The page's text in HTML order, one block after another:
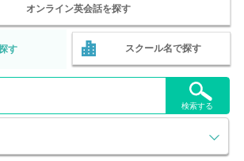
オンライン英会話を探す
す スクール名で探す
検索する